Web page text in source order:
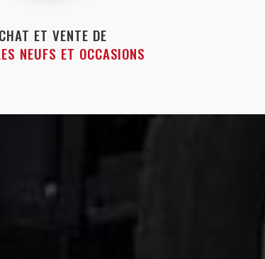
ET VENTE DE
NEUFS ET OCCASIONS